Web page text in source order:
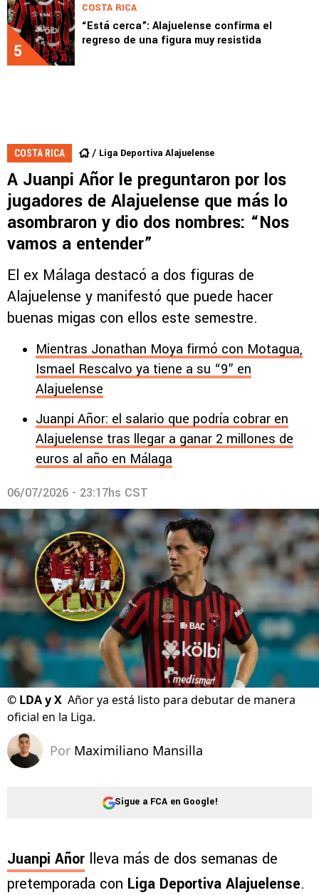
5
COSTA RICA
“Está cerca”: Alajuelense confirma el
regreso de una figura muy resistida
COSTA RICA Liga Deportiva Alajuelense
A Juanpi Añor le preguntaron por los
jugadores de Alajuelense que más lo
asombraron y dio dos nombres: “Nos
vamos a entender”
El ex Málaga destacó a dos figuras de
Alajuelense y manifestó que puede hacer
buenas migas con ellos este semestre.
Mientras Jonathan Moya firmó con Motagua,
Ismael Rescalvo ya tiene a su “9” en
Alajuelense
Juanpi Añor: el salario que podría cobrar en
Alajuelense tras llegar a ganar 2 millones de
euros al año en Málaga
06/07/2026 - 23:17hs CST
© LDA y X Añor ya está listo para debutar de manera
oficial en la Liga.
Por Maximiliano Mansilla
Sigue a FCA en Google!
Juanpi Añor lleva más de dos semanas de
pretemporada con Liga Deportiva Alajuelense.